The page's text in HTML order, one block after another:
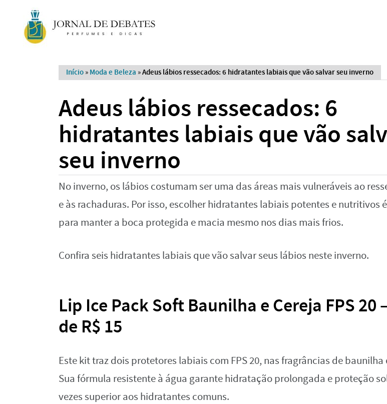
Início » Moda e Beleza »Adeus lábios ressecados: 6 hidratantes labiais que vão salvar seu inverno
Adeus lábios ressecados: 6
hidratantes labiais que vão
seu inverno
No inverno, os lábios costumam ser uma das áreas mais vulneráveis ao
e às rachaduras. Por isso, escolher hidratantes labiais potentes e nutritivos
para manter a boca protegida e macia mesmo nos dias mais frios.
Confira seis hidratantes labiais que vão salvar seus lábios neste inverno.
Lip Ice Pack Soft Baunilha e Cereja FPS 20
de R$ 15
Este kit traz dois protetores labiais com FPS 20, nas fragrâncias de baunilha
Sua fórmula resistente à água garante hidratação prolongada e proteção
vezes superior aos hidratantes comuns.